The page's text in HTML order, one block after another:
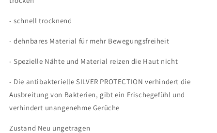
- schnell trocknend
- dehnbares Material für mehr Bewegungsfreiheit
- Spezielle Nähte und Material reizen die Haut nicht
- Die antibakterielle SILVER PROTECTION verhindert die
Ausbreitung von Bakterien, gibt ein Frischegefühl und
verhindert unangenehme Gerüche
Zustand Neu ungetragen